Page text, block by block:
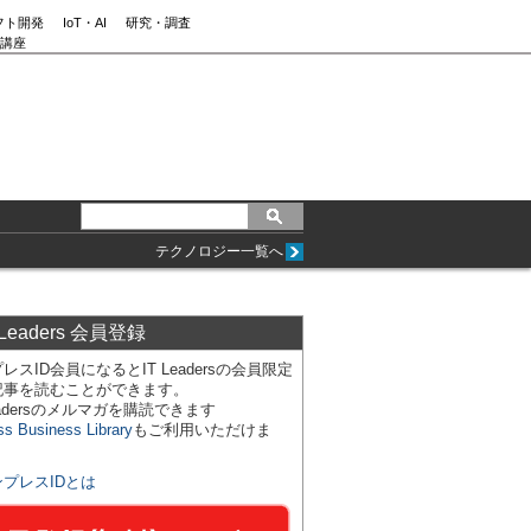
ト開発 IoT・AI
研究・調査
座
テクノロジー一覧へ
会員登録
スID会員になるとIT Leadersの会員限定
を読むことができます。
のメルマガを購読できます
Business Libraryもご利用いただけま
プレスIDとは